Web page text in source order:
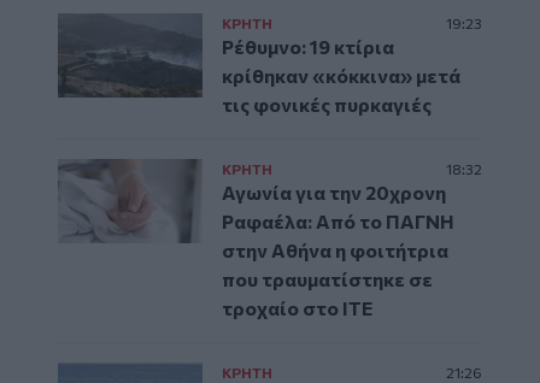
ΚΡΗΤΗ 19:23
Ρέθυμνο: 19 κτίρια
κρίθηκαν «κόκκινα» μετά
τις φονικές πυρκαγιές
ΚΡΗΤΗ 18:32
Αγωνία για την 20χρονη
Ραφαέλα: Από το ΠΑΓΝΗ
στην Αθήνα η φοιτήτρια
που τραυματίστηκε σε
τροχαίο στο ΙΤΕ
ΚΡΗΤΗ 21:26